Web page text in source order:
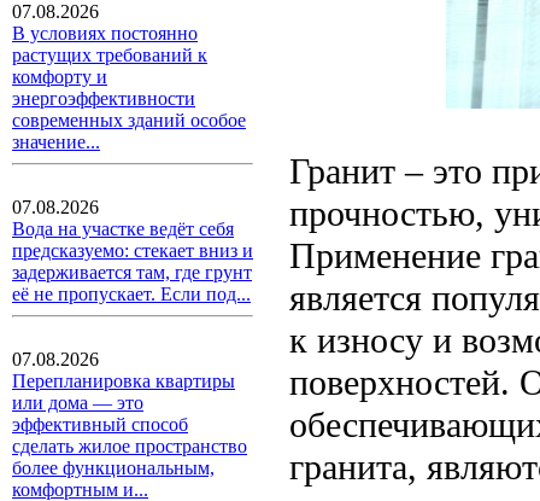
07.08.2026
В условиях постоянно
растущих требований к
комфорту и
энергоэффективности
современных зданий особое
значение...
07.08.2026
Вода на участке ведёт себя
предсказуемо: стекает вниз и
задерживается там, где грунт
её не пропускает. Если под...
07.08.2026
Перепланировка квартиры
или дома — это
эффективный способ
сделать жилое пространство
более функциональным,
комфортным и...
Гранит – это
прочностью,
Применение
является
к износу и
поверхностей.
гранита,